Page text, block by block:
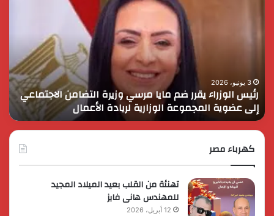
التضامن
الاجتماعي
إلى
عضوية
المجموعة
الوزارية
3 يونيو، 2026
رئيس الوزراء يقرر ضم مايا مرسي وزيرة التضامن الاجتماعي
إلى عضوية المجموعة الوزارية لريادة الأعمال
في
كهرباء مصر
تهنئة من القلب بعيد الميلاد المجيد
للمهندس هانى فايز
12 أبريل، 2026